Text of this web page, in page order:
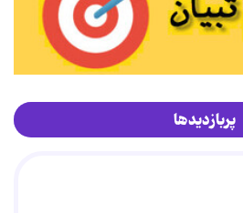
پربازدیدها